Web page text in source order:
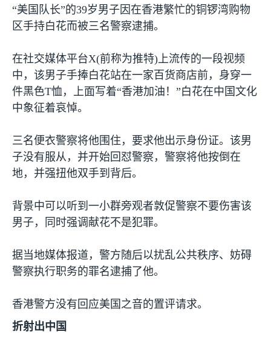
“美国队长”的39岁男子因在香港繁忙的铜锣湾购物
区手持白花而被三名警察逮捕。
在社交媒体平台X(前称为推特)上流传的一段视频
中，该男子手捧白花站在一家百货商店前，身穿一
件黑色T恤，上面写着“香港加油！”白花在中国文化
中象征着哀悼。
三名便衣警察将他围住，要求他出示身份证。该男
子没有服从，并开始回怼警察，警察将他按倒在
地，并强扭他双手到背后。
背景中可以听到一小群旁观者敦促警察不要伤害该
男子，同时强调献花不是犯罪。
据当地媒体报道，警方随后以扰乱公共秩序、妨碍
警察执行职务的罪名逮捕了他。
香港警方没有回应美国之音的置评请求。
折射出中国